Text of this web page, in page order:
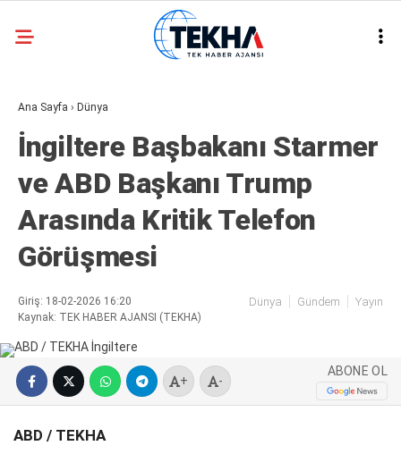
30.1
ASAYIŞ
GÜNDEM
GENEL
EKONOMI
SIYASET
METEOROLOJI
SPOR
Ana Sayfa › Dünya
İngiltere Başbakanı Starmer
ve ABD Başkanı Trump
Arasında Kritik Telefon
Görüşmesi
Giriş: 18-02-2026 16:20
Kaynak: TEK HABER AJANSI (TEKHA)
Dünya Gündem Yayın
+ -
ABONE OL
ABD / TEKHA